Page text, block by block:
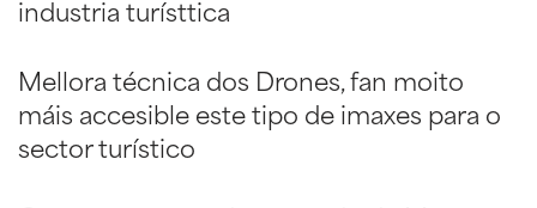
industria turísttica
Mellora técnica dos Drones, fan moito
máis accesible este tipo de imaxes para o
sector turístico